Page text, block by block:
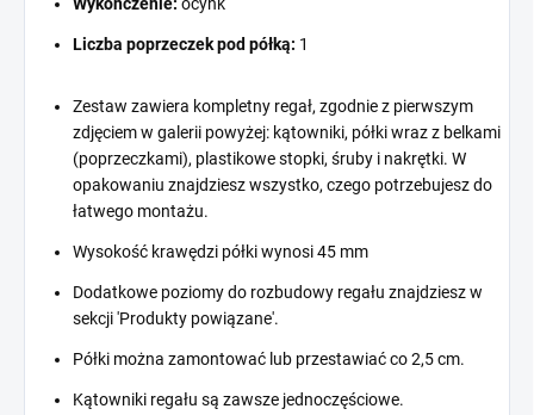
Liczba poprzeczek pod półką: 1
Zestaw zawiera kompletny regał, zgodnie z pierwszym
zdjęciem w galerii powyżej: kątowniki, półki wraz z belkami
(poprzeczkami), plastikowe stopki, śruby i nakrętki. W
opakowaniu znajdziesz wszystko, czego potrzebujesz do
łatwego montażu.
Wysokość krawędzi półki wynosi 45 mm
Dodatkowe poziomy do rozbudowy regału znajdziesz w
sekcji 'Produkty powiązane'.
Półki można zamontować lub przestawiać co 2,5 cm.
Kątowniki regału są zawsze jednoczęściowe.